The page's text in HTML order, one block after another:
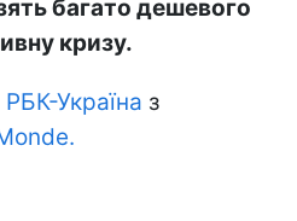
багато дешевого
кризу.
РБК-Україна з